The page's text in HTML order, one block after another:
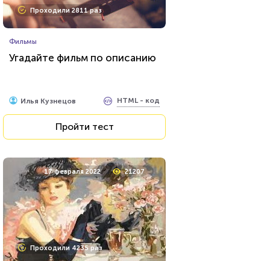
Проходили 2811 раз
Фильмы
Угадайте фильм по описанию
Илья Кузнецов HTML - код
Пройти тест
17 февраля 2022 21207
Проходили 4235 раз